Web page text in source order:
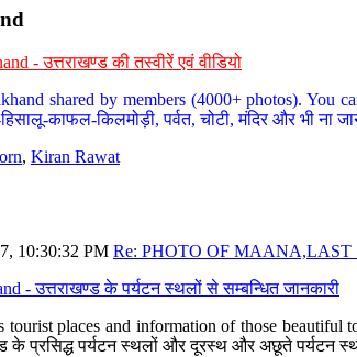
- उत्तराखण्ड की तस्वीरें एवं वीडियो
shared by members (4000+ photos). You
काफल-किलमोड़ी, पर्वत, चोटी, मंदिर और भी ना
, Kiran Rawat
10:30:32 PM Re: PHOTO OF MAANA,LAST
- उत्तराखण्ड के पर्यटन स्थलों से सम्बन्धित जानकारी
tourist places and information of those
के प्रसिद्ध पर्यटन स्थलों और दूरस्थ और अछूते